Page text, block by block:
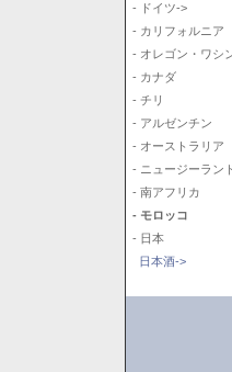
- ドイツ->
- カリフォルニア
- オレゴン・ワシ
- カナダ
- チリ
- アルゼンチン
- オーストラリア
- ニュージーラン
- 南アフリカ
- モロッコ
- 日本
日本酒->